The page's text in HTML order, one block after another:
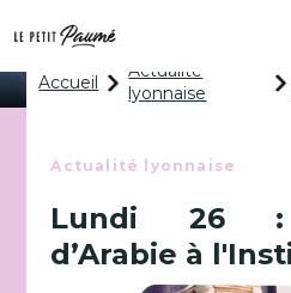
Pour finir
Accueil
Actualité
lyonnaise
Actualité lyonnaise
Lundi 26 :
d’Arabie à